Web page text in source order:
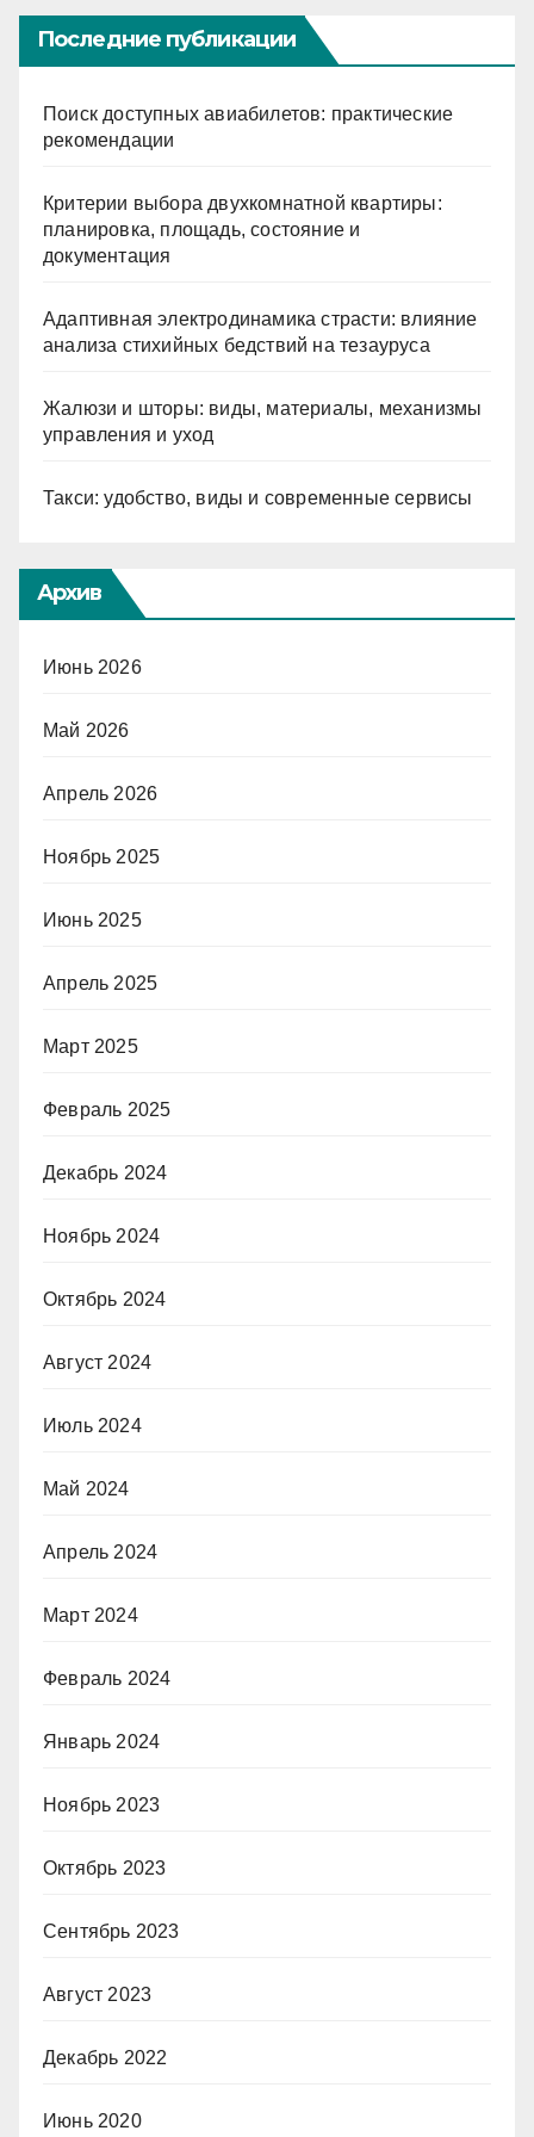
Последние публикации
Поиск доступных авиабилетов: практические
рекомендации
Критерии выбора двухкомнатной квартиры:
планировка, площадь, состояние и
документация
Адаптивная электродинамика страсти: влияние
анализа стихийных бедствий на тезауруса
Жалюзи и шторы: виды, материалы, механизмы
управления и уход
Такси: удобство, виды и современные сервисы
Архив
Июнь 2026
Май 2026
Апрель 2026
Ноябрь 2025
Июнь 2025
Апрель 2025
Март 2025
Февраль 2025
Декабрь 2024
Ноябрь 2024
Октябрь 2024
Август 2024
Июль 2024
Май 2024
Апрель 2024
Март 2024
Февраль 2024
Январь 2024
Ноябрь 2023
Октябрь 2023
Сентябрь 2023
Август 2023
Декабрь 2022
Июнь 2020